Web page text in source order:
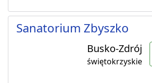
Sanatorium Zbyszko
Busko-Zdrój
świętokrzyskie